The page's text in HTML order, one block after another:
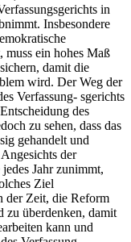
in
Insbesondere
muss ein hohes Maß
damit die
wird. Der Weg der
Verfassung- sgerichts
des
zu sehen, dass das
gehandelt und
der
Jahr zunimmt,
Ziel
der Zeit, die Reform
zu überdenken, damit
kann und